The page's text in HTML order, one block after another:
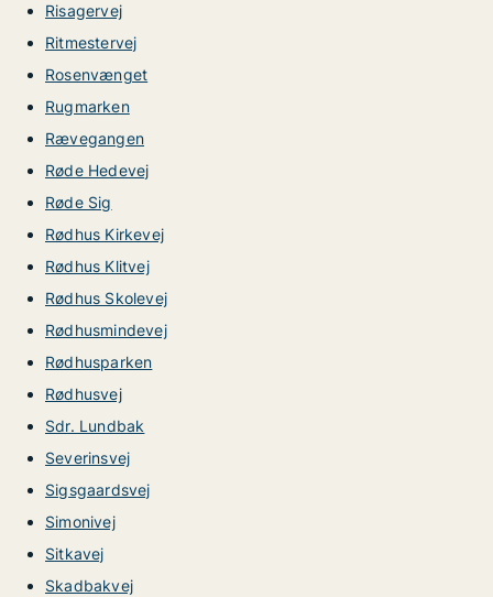
Risagervej
Ritmestervej
Rosenvænget
Rugmarken
Rævegangen
Røde Hedevej
Røde Sig
Rødhus Kirkevej
Rødhus Klitvej
Rødhus Skolevej
Rødhusmindevej
Rødhusparken
Rødhusvej
Sdr. Lundbak
Severinsvej
Sigsgaardsvej
Simonivej
Sitkavej
Skadbakvej